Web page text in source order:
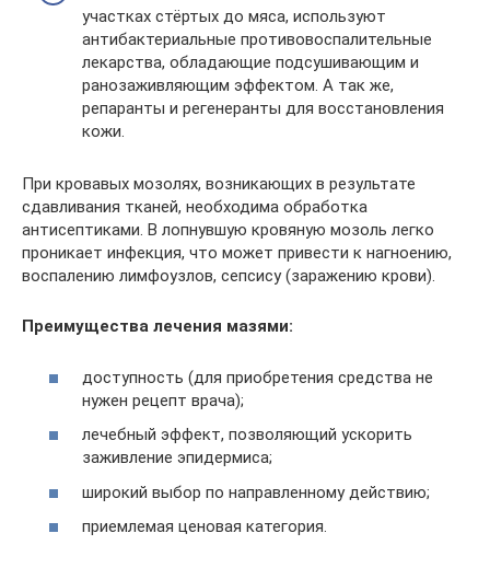
участках стёртых до мяса, используют
антибактериальные противовоспалительные
лекарства, обладающие подсушивающим и
ранозаживляющим эффектом. А так же,
репаранты и регенеранты для восстановления
кожи.
При кровавых мозолях, возникающих в результате
сдавливания тканей, необходима обработка
антисептиками. В лопнувшую кровяную мозоль легко
проникает инфекция, что может привести к нагноению,
воспалению лимфоузлов, сепсису (заражению крови).
Преимущества лечения мазями:
доступность (для приобретения средства не
нужен рецепт врача);
лечебный эффект, позволяющий ускорить
заживление эпидермиса;
широкий выбор по направленному действию;
приемлемая ценовая категория.